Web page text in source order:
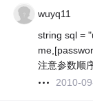
wuyq11
string sql =
注意参数顺
2010-